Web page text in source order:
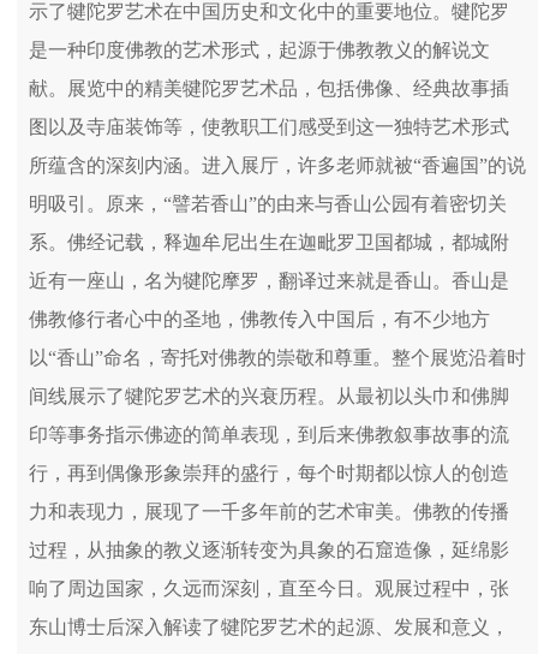
示了犍陀罗艺术在中国历史和文化中的重要地位。犍陀罗
是一种印度佛教的艺术形式，起源于佛教教义的解说文
献。展览中的精美犍陀罗艺术品，包括佛像、经典故事插
图以及寺庙装饰等，使教职工们感受到这一独特艺术形式
所蕴含的深刻内涵。进入展厅，许多老师就被“香遍国”的说
明吸引。原来，“譬若香山”的由来与香山公园有着密切关
系。佛经记载，释迦牟尼出生在迦毗罗卫国都城，都城附
近有一座山，名为犍陀摩罗，翻译过来就是香山。香山是
佛教修行者心中的圣地，佛教传入中国后，有不少地方
以“香山”命名，寄托对佛教的崇敬和尊重。整个展览沿着时
间线展示了犍陀罗艺术的兴衰历程。从最初以头巾和佛脚
印等事务指示佛迹的简单表现，到后来佛教叙事故事的流
行，再到偶像形象崇拜的盛行，每个时期都以惊人的创造
力和表现力，展现了一千多年前的艺术审美。佛教的传播
过程，从抽象的教义逐渐转变为具象的石窟造像，延绵影
响了周边国家，久远而深刻，直至今日。观展过程中，张
东山博士后深入解读了犍陀罗艺术的起源、发展和意义，